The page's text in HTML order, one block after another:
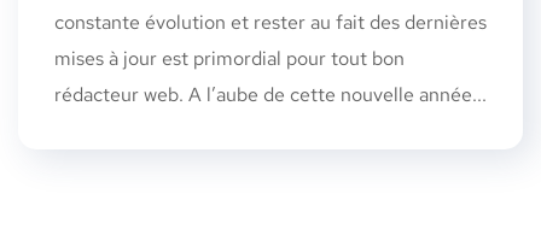
constante évolution et rester au fait des dernières
mises à jour est primordial pour tout bon
rédacteur web. A l’aube de cette nouvelle année...